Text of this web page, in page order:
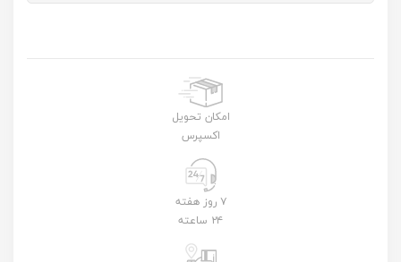
امکان تحویل
اکسپرس
۷ روز هفته
۲۴ ساعته